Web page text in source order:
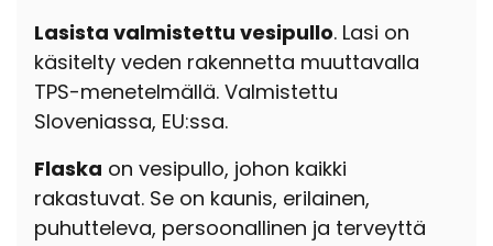
Lasista valmistettu vesipullo. Lasi on
käsitelty veden rakennetta muuttavalla
TPS-menetelmällä. Valmistettu
Sloveniassa, EU:ssa.
Flaska on vesipullo, johon kaikki
rakastuvat. Se on kaunis, erilainen,
puhutteleva, persoonallinen ja terveyttä